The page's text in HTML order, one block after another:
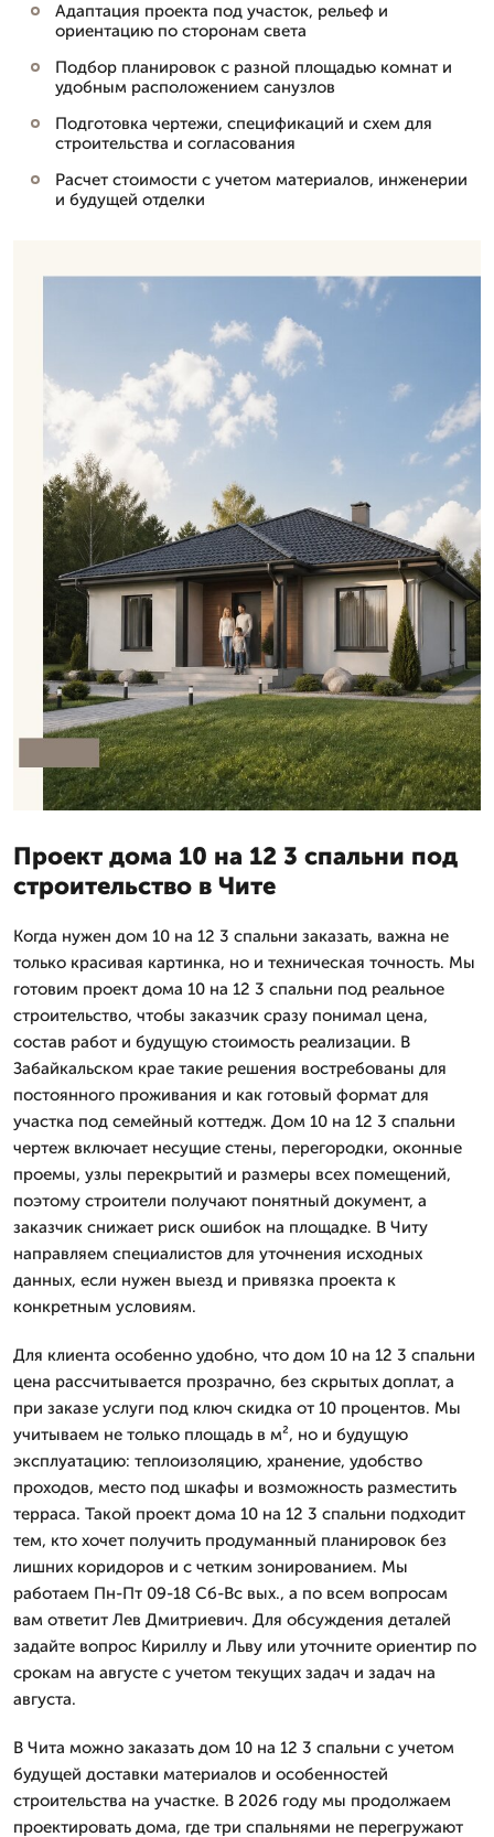
Адаптация проекта под участок, рельеф и
ориентацию по сторонам света
Подбор планировок с разной площадью комнат и
удобным расположением санузлов
Подготовка чертежи, спецификаций и схем для
строительства и согласования
Расчет стоимости с учетом материалов, инженерии
и будущей отделки
Проект дома 10 на 12 3 спальни под
строительство в Чите
Когда нужен дом 10 на 12 3 спальни заказать, важна не
только красивая картинка, но и техническая точность. Мы
готовим проект дома 10 на 12 3 спальни под реальное
строительство, чтобы заказчик сразу понимал цена,
состав работ и будущую стоимость реализации. В
Забайкальском крае такие решения востребованы для
постоянного проживания и как готовый формат для
участка под семейный коттедж. Дом 10 на 12 3 спальни
чертеж включает несущие стены, перегородки, оконные
проемы, узлы перекрытий и размеры всех помещений,
поэтому строители получают понятный документ, а
заказчик снижает риск ошибок на площадке. В Читу
направляем специалистов для уточнения исходных
данных, если нужен выезд и привязка проекта к
конкретным условиям.
Для клиента особенно удобно, что дом 10 на 12 3 спальни
цена рассчитывается прозрачно, без скрытых доплат, а
при заказе услуги под ключ скидка от 10 процентов. Мы
учитываем не только площадь в м², но и будущую
эксплуатацию: теплоизоляцию, хранение, удобство
проходов, место под шкафы и возможность разместить
терраса. Такой проект дома 10 на 12 3 спальни подходит
тем, кто хочет получить продуманный планировок без
лишних коридоров и с четким зонированием. Мы
работаем Пн-Пт 09-18 Сб-Вс вых., а по всем вопросам
вам ответит Лев Дмитpиевич. Для обсуждения деталей
задайте вопрос Кириллу и Льву или уточните ориентир по
срокам на августе с учетом текущих задач и задач на
августа.
В Чита можно заказать дом 10 на 12 3 спальни с учетом
будущей доставки материалов и особенностей
строительства на участке. В 2026 году мы продолжаем
проектировать дома, где три спальнями не перегружают